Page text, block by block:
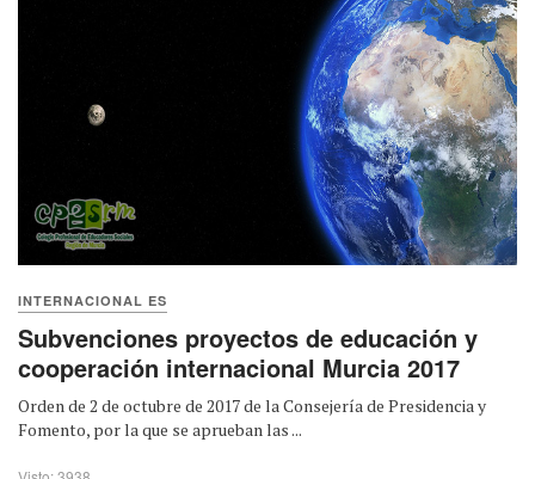
INTERNACIONAL ES
Subvenciones proyectos de educación y
cooperación internacional Murcia 2017
Orden de 2 de octubre de 2017 de la Consejería de Presidencia y
Fomento, por la que se aprueban las ...